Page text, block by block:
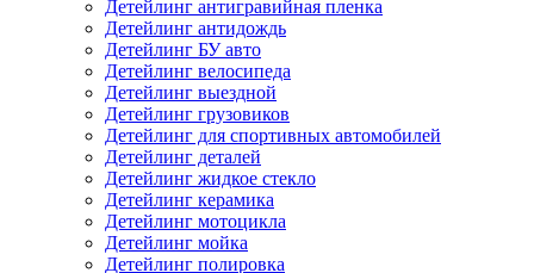
Детейлинг антигравийная пленка
Детейлинг антидождь
Детейлинг БУ авто
Детейлинг велосипеда
Детейлинг выездной
Детейлинг грузовиков
Детейлинг для спортивных автомобилей
Детейлинг деталей
Детейлинг жидкое стекло
Детейлинг керамика
Детейлинг мотоцикла
Детейлинг мойка
Детейлинг полировка